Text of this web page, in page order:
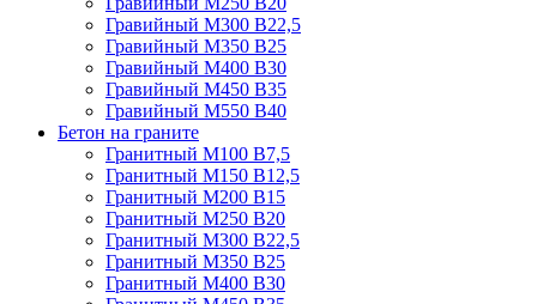
Гравийный М300 В22,5
Гравийный М350 В25
Гравийный М400 В30
Гравийный М450 В35
Гравийный М550 В40
Бетон на граните
Гранитный М100 В7,5
Гранитный М150 В12,5
Гранитный М200 В15
Гранитный М250 В20
Гранитный М300 В22,5
Гранитный М350 В25
Гранитный М400 В30